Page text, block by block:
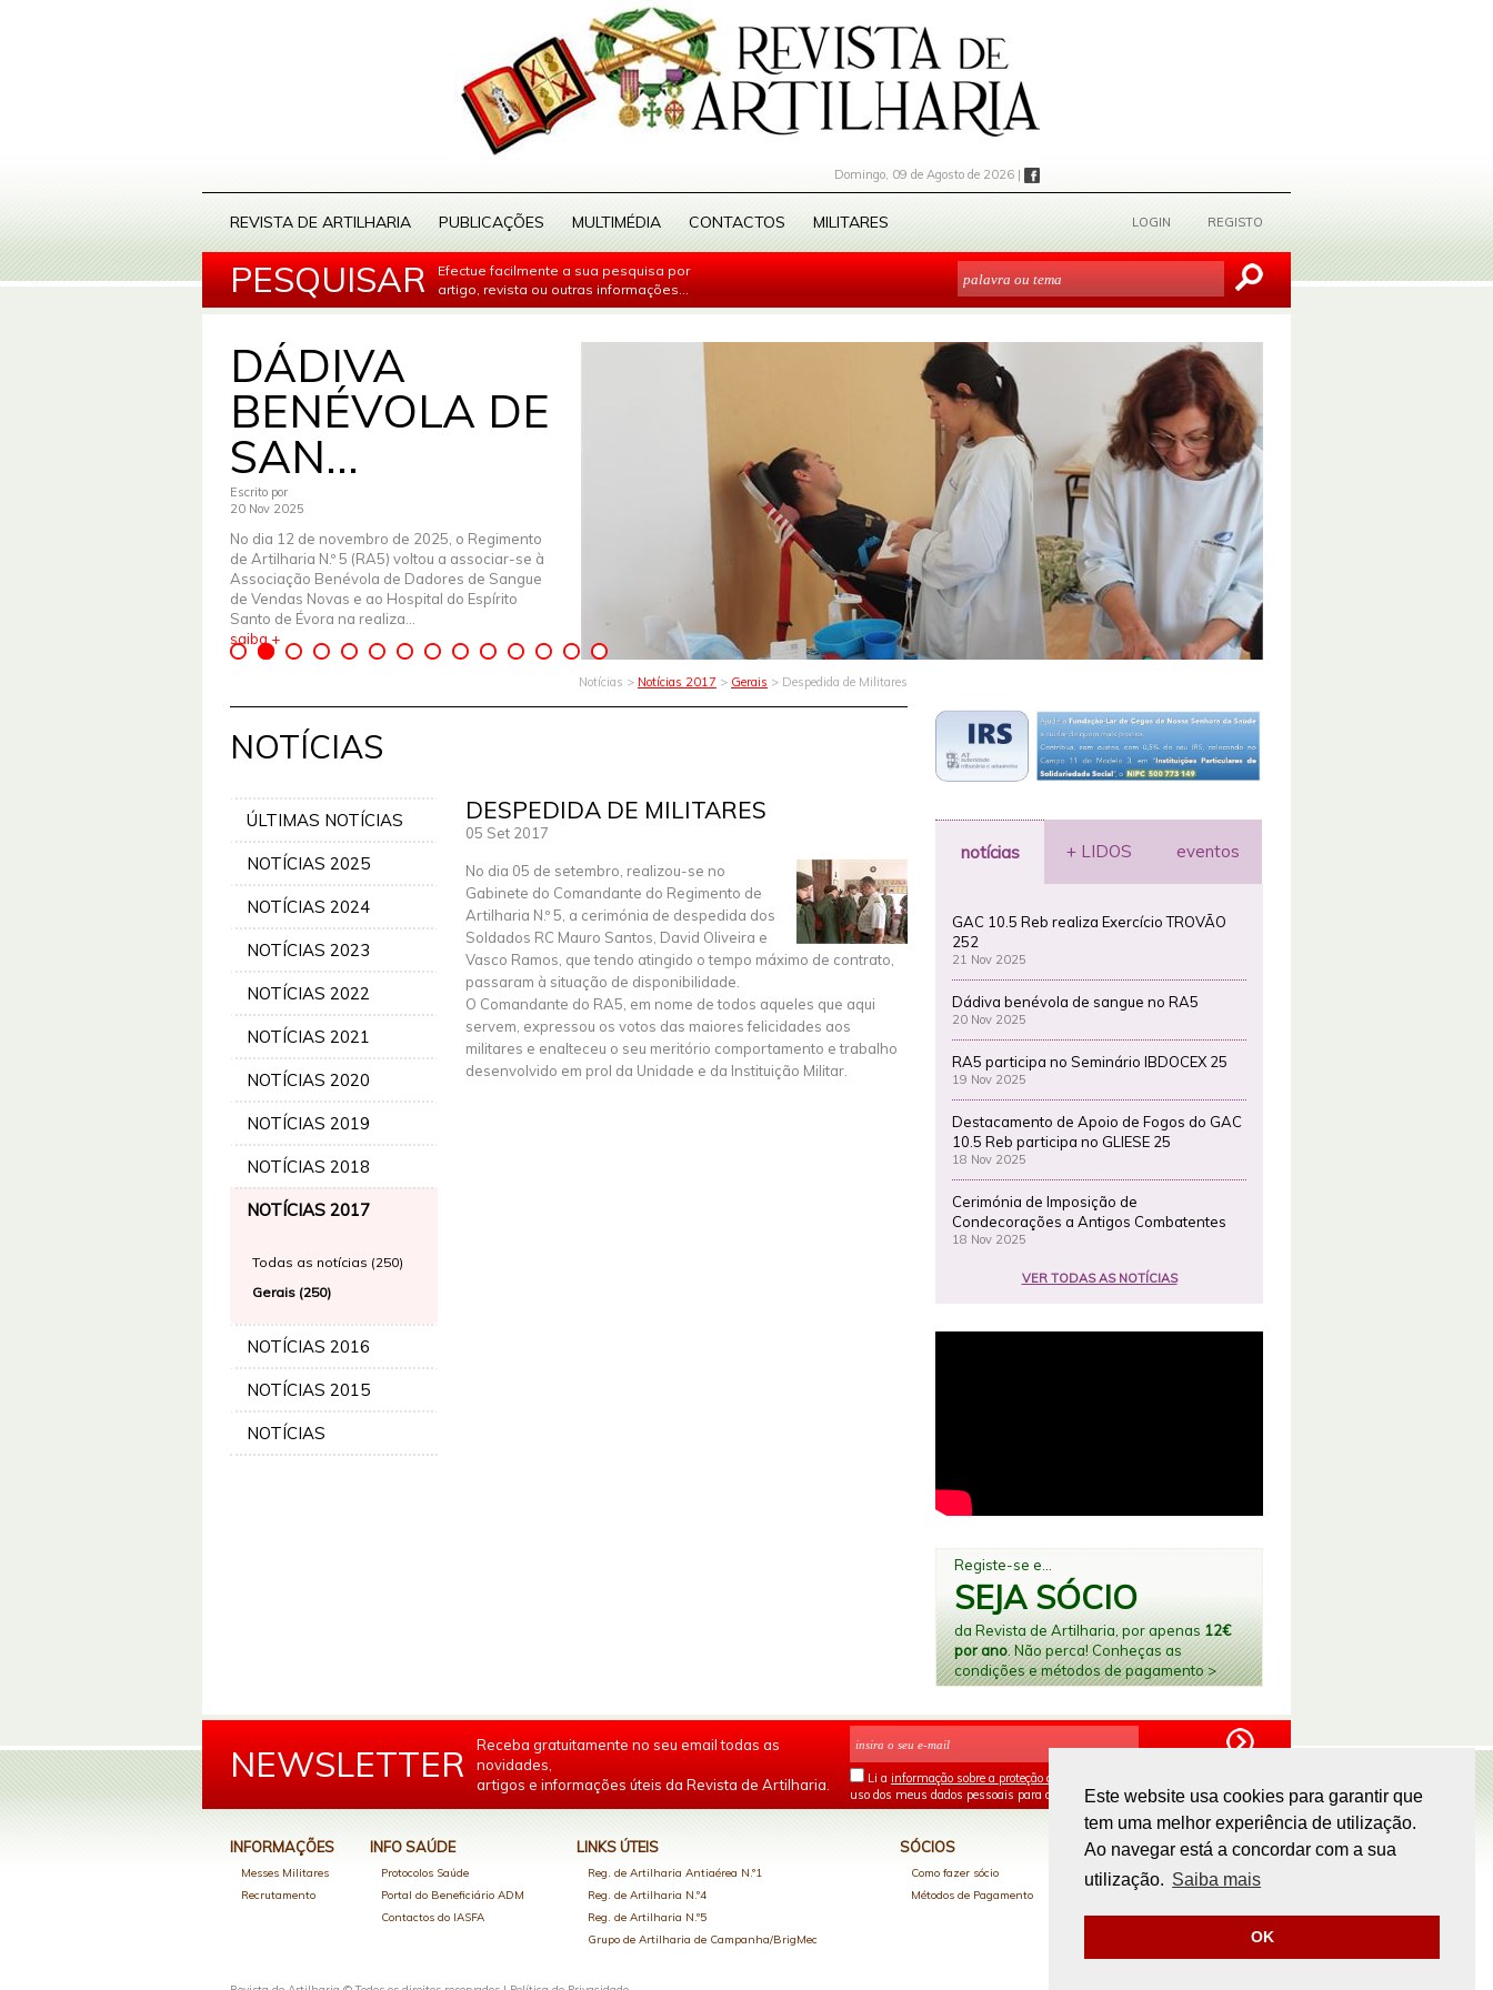
Este website usa cookies para garantir que
tem uma melhor experiência de utilização.
Ao navegar está a concordar com a sua
utilização. Saiba mais
OK
Domingo, 09 de Agosto de 2026 |
REVISTA DE ARTILHARIA PUBLICAÇÕES MULTIMÉDIA CONTACTOS MILITARES LOGIN REGISTO
PESQUISAR
Efectue facilmente a sua pesquisa por
artigo, revista ou outras informações...
DÁDIVA
BENÉVOLA DE
SAN...
Escrito por
20 Nov 2025
No dia 12 de novembro de 2025, o Regimento
de Artilharia N.º 5 (RA5) voltou a associar-se à
Associação Benévola de Dadores de Sangue
de Vendas Novas e ao Hospital do Espírito
Santo de Évora na realiza...
saiba +
Notícias > Notícias 2017 > Gerais > Despedida de Militares
NOTÍCIAS
ÚLTIMAS NOTÍCIAS
NOTÍCIAS 2025
NOTÍCIAS 2024
NOTÍCIAS 2023
NOTÍCIAS 2022
NOTÍCIAS 2021
NOTÍCIAS 2020
NOTÍCIAS 2019
NOTÍCIAS 2018
NOTÍCIAS 2017
Todas as notícias (250)
Gerais (250)
NOTÍCIAS 2016
NOTÍCIAS 2015
NOTÍCIAS
DESPEDIDA DE MILITARES
05 Set 2017
No dia 05 de setembro, realizou-se no
Gabinete do Comandante do Regimento de
Artilharia N.º 5, a cerimónia de despedida dos
Soldados RC Mauro Santos, David Oliveira e
Vasco Ramos, que tendo atingido o tempo máximo de contrato,
passaram à situação de disponibilidade.
O Comandante do RA5, em nome de todos aqueles que aqui
servem, expressou os votos das maiores felicidades aos
militares e enalteceu o seu meritório comportamento e trabalho
desenvolvido em prol da Unidade e da Instituição Militar.
notícias + LIDOS eventos
GAC 10.5 Reb realiza Exercício TROVÃO
252
21 Nov 2025
Dádiva benévola de sangue no RA5
20 Nov 2025
RA5 participa no Seminário IBDOCEX 25
19 Nov 2025
Destacamento de Apoio de Fogos do GAC
10.5 Reb participa no GLIESE 25
18 Nov 2025
Cerimónia de Imposição de
Condecorações a Antigos Combatentes
18 Nov 2025
VER TODAS AS NOTÍCIAS
Registe-se e...
SEJA SÓCIO
da Revista de Artilharia, por apenas 12€
por ano. Não perca! Conheças as
condições e métodos de pagamento >
NEWSLETTER
Receba gratuitamente no seu email todas as
novidades,
artigos e informações úteis da Revista de Artilharia.
Li a informação sobre a proteção de dados
uso dos meus dados pessoais para os fins mencionados.
INFORMAÇÕES
Messes Militares
Recrutamento
INFO SAÚDE
Protocolos Saúde
Portal do Beneficiário ADM
Contactos do IASFA
LINKS ÚTEIS
Reg. de Artilharia Antiaérea N.º1
Reg. de Artilharia N.º4
Reg. de Artilharia N.º5
Grupo de Artilharia de Campanha/BrigMec
SÓCIOS
Como fazer sócio
Métodos de Pagamento
PAGAMENTOS ONLINE